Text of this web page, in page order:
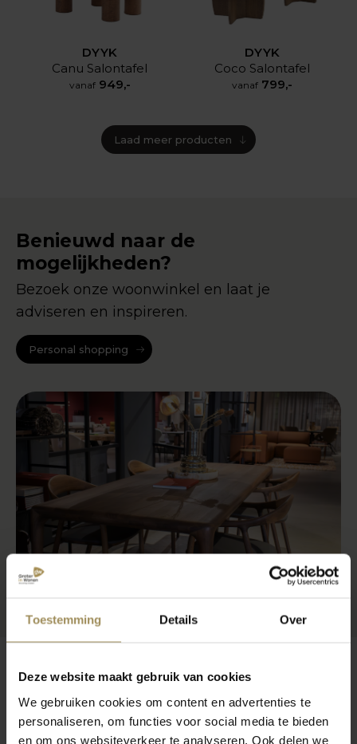
Toestemming Details Over
Deze website maakt gebruik van cookies
We gebruiken cookies om content en advertenties te
personaliseren, om functies voor social media te bieden
en om ons websiteverkeer te analyseren. Ook delen we
DYYK
Canu Salontafel
vanaf 949,-
DYYK
Coco Salontafel
vanaf 799,-
Laad meer producten
Benieuwd naar de
mogelijkheden?
Bezoek onze woonwinkel en laat je
adviseren en inspireren.
Personal shopping
Veelgestelde vragen